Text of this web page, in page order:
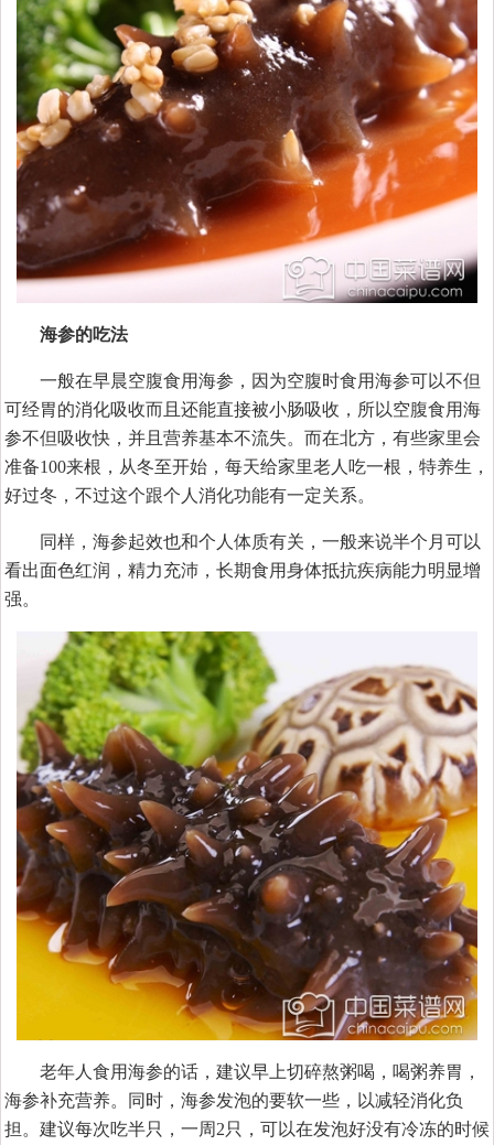
海参的吃法
一般在早晨空腹食用海参，因为空腹时食用海参可以不但
可经胃的消化吸收而且还能直接被小肠吸收，所以空腹食用海
参不但吸收快，并且营养基本不流失。而在北方，有些家里会
准备100来根，从冬至开始，每天给家里老人吃一根，特养生，
好过冬，不过这个跟个人消化功能有一定关系。
同样，海参起效也和个人体质有关，一般来说半个月可以
看出面色红润，精力充沛，长期食用身体抵抗疾病能力明显增
强。
老年人食用海参的话，建议早上切碎熬粥喝，喝粥养胃，
海参补充营养。同时，海参发泡的要软一些，以减轻消化负
担。建议每次吃半只，一周2只，可以在发泡好没有冷冻的时候